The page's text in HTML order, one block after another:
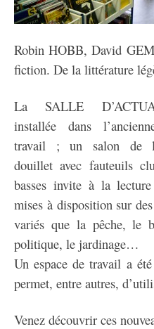
Robin HOBB, David
fiction. De la littérature
La SALLE
installée dans
travail ; un salon de
douillet avec fauteuils
basses invite à la
mises à disposition sur
variés que la pêche, le
politique, le jardinage…
Un espace de travail a
permet, entre autres,
Venez découvrir ces